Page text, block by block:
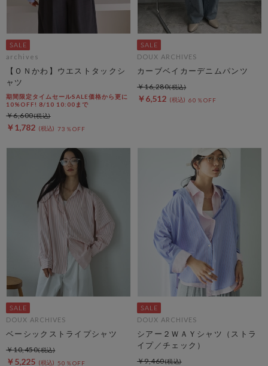
archives
【ＯＮかわ】ウエストタックシ
ャツ
期間限定タイムセールSALE価格から更に
10%OFF! 8/10 10:00まで
￥1,782 73％OFF
￥6,600
DOUX ARCHIVES
カーブベイカーデニムパンツ
￥6,512 60％OFF
￥16,280
DOUX ARCHIVES
ベーシックストライプシャツ
￥5,225 50％OFF
￥10,450
DOUX ARCHIVES
シアー２ＷＡＹシャツ（ストラ
イプ／チェック）
￥9,460